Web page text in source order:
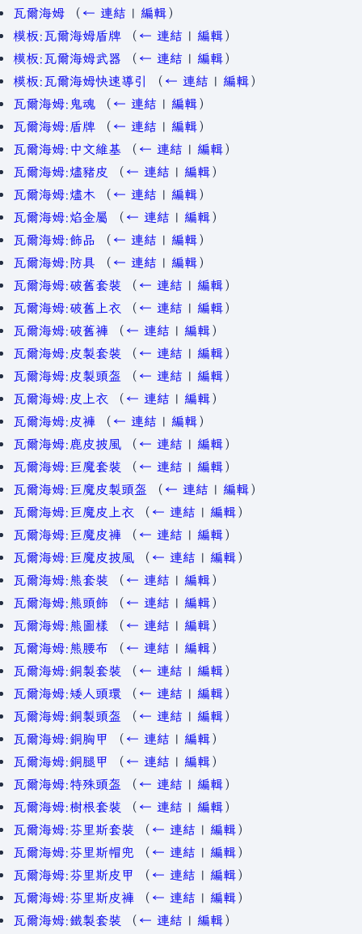
瓦爾海姆 （ ← 連結 | 編輯）
模板:瓦爾海姆盾牌
（ ← 連結 | 編輯）
模板:瓦爾海姆武器
（ ← 連結 | 編輯）
模板:瓦爾海姆快速導引
（ ← 連結 | 編輯）
瓦爾海姆:鬼魂
（ ← 連結 | 編輯）
瓦爾海姆:盾牌
（ ← 連結 | 編輯）
瓦爾海姆:中文維基
（ ← 連結 | 編輯）
瓦爾海姆:燼豬皮
（ ← 連結 | 編輯）
瓦爾海姆:燼木
（ ← 連結 | 編輯）
瓦爾海姆:焰金屬
（ ← 連結 | 編輯）
瓦爾海姆:飾品
（ ← 連結 | 編輯）
瓦爾海姆:防具
（ ← 連結 | 編輯）
瓦爾海姆:破舊套裝
（ ← 連結 | 編輯）
瓦爾海姆:破舊上衣
（ ← 連結 | 編輯）
瓦爾海姆:破舊褲
（ ← 連結 | 編輯）
瓦爾海姆:皮製套裝
（ ← 連結 | 編輯）
瓦爾海姆:皮製頭盔
（ ← 連結 | 編輯）
瓦爾海姆:皮上衣
（ ← 連結 | 編輯）
瓦爾海姆:皮褲
（ ← 連結 | 編輯）
瓦爾海姆:鹿皮披風
（ ← 連結 | 編輯）
瓦爾海姆:巨魔套裝
（ ← 連結 | 編輯）
瓦爾海姆:巨魔皮製頭盔
（ ← 連結 | 編輯）
瓦爾海姆:巨魔皮上衣
（ ← 連結 | 編輯）
瓦爾海姆:巨魔皮褲
（ ← 連結 | 編輯）
瓦爾海姆:巨魔皮披風
（ ← 連結 | 編輯）
瓦爾海姆:熊套裝
（ ← 連結 | 編輯）
瓦爾海姆:熊頭飾
（ ← 連結 | 編輯）
瓦爾海姆:熊圖樣
（ ← 連結 | 編輯）
瓦爾海姆:熊腰布
（ ← 連結 | 編輯）
瓦爾海姆:銅製套裝
（ ← 連結 | 編輯）
瓦爾海姆:矮人頭環
（ ← 連結 | 編輯）
瓦爾海姆:銅製頭盔
（ ← 連結 | 編輯）
瓦爾海姆:銅胸甲
（ ← 連結 | 編輯）
瓦爾海姆:銅腿甲
（ ← 連結 | 編輯）
瓦爾海姆:特殊頭盔
（ ← 連結 | 編輯）
瓦爾海姆:樹根套裝
（ ← 連結 | 編輯）
瓦爾海姆:芬里斯套裝
（ ← 連結 | 編輯）
瓦爾海姆:芬里斯帽兜
（ ← 連結 | 編輯）
瓦爾海姆:芬里斯皮甲
（ ← 連結 | 編輯）
瓦爾海姆:芬里斯皮褲
（ ← 連結 | 編輯）
瓦爾海姆:鐵製套裝
（ ← 連結 | 編輯）